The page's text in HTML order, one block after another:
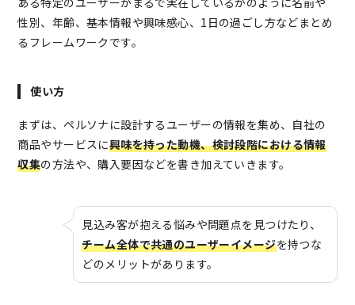
性別、年齢、基本情報や興味感心、1日の過ごし方などまとめ
るフレームワークです。
使い方
まずは、ペルソナに設計するユーザーの情報を集め、自社の
商品やサービスに興味を持った動機、検討段階における情報
収集の方法や、購入要因などを書き加えていきます。
見込み客が抱える悩みや問題点を見つけたり、
チーム全体で共通のユーザーイメージを持つな
どのメリットがあります。